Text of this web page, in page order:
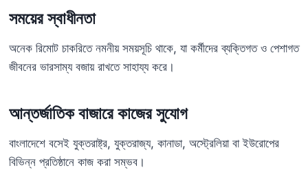
সময়ের স্বাধীনতা
অনেক রিমোট চাকরিতে নমনীয় সময়সূচি থাকে, যা কর্মীদের ব্যক্তিগত ও পেশাগত
জীবনের ভারসাম্য বজায় রাখতে সাহায্য করে।
আন্তর্জাতিক বাজারে কাজের সুযোগ
বাংলাদেশে বসেই যুক্তরাষ্ট্র, যুক্তরাজ্য, কানাডা, অস্ট্রেলিয়া বা ইউরোপের
বিভিন্ন প্রতিষ্ঠানে কাজ করা সম্ভব।